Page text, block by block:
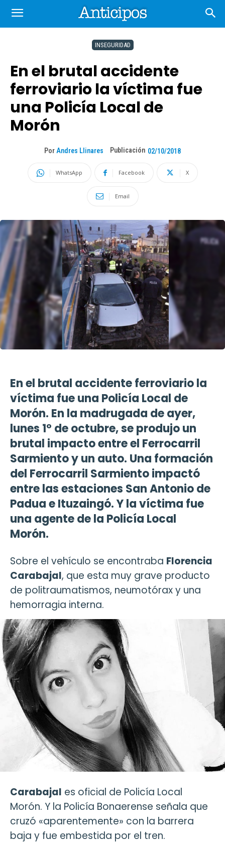
INSEGURIDAD
En el brutal accidente
ferroviario la víctima fue
una Policía Local de
Morón
Por Andres Llinares Publicación 02/10/2018
WhatsApp Facebook X
Email
En el brutal accidente ferroviario la
víctima fue una Policía Local de
Morón. En la madrugada de ayer,
lunes 1° de octubre, se produjo un
brutal impacto entre el Ferrocarril
Sarmiento y un auto. Una formación
del Ferrocarril Sarmiento impactó
entre las estaciones San Antonio de
Padua e Ituzaingó. Y la víctima fue
una agente de la Policía Local
Morón.
Sobre el vehículo se encontraba Florencia
Carabajal, que esta muy grave producto
de politraumatismos, neumotórax y una
hemorragia interna.
Carabajal es oficial de Policía Local
Morón. Y la Policía Bonaerense señala que
cruzó «aparentemente» con la barrera
baja y fue embestida por el tren.